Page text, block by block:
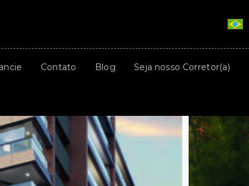
Contato Blog Seja nosso Corretor(a)